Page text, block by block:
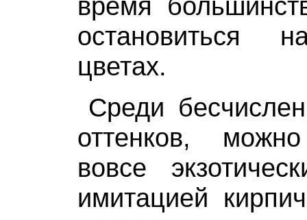
остановиться
цветах.
Среди
оттенков,
вовсе
имитацией